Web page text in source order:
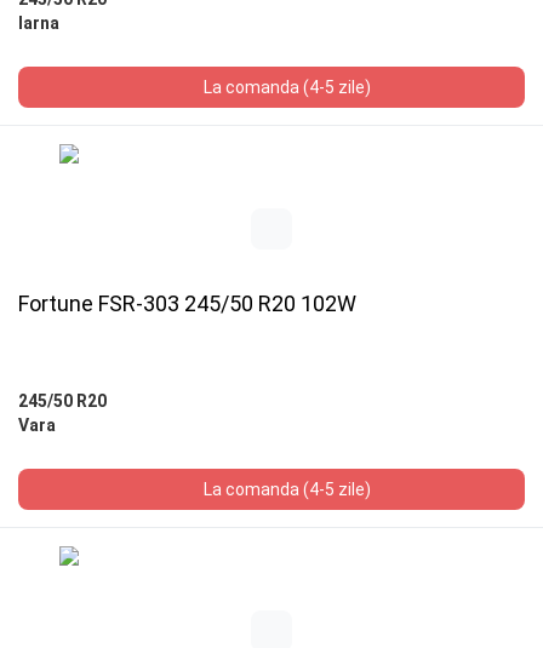
Iarna
La comanda (4-5 zile)
Fortune FSR-303 245/50 R20 102W
245/50 R20
Vara
La comanda (4-5 zile)